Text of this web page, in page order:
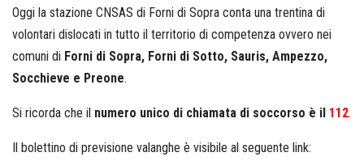
Oggi la stazione CNSAS di Forni di Sopra conta una trentina di
volontari dislocati in tutto il territorio di competenza ovvero nei
comuni di Forni di Sopra, Forni di Sotto, Sauris, Ampezzo,
Socchieve e Preone.
Si ricorda che il numero unico di chiamata di soccorso è il 112.
Il bolettino di previsione valanghe è visibile al seguente link: